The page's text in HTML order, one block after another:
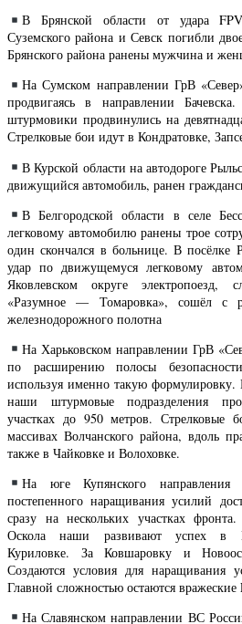
В Брянской области от удара
Суземского района и Севск погибли
Брянского района ранены мужчина и
На Сумском направлении ГрВ
продвигаясь в направлении
штурмовики продвинулись на
Стрелковые бои идут в Кондратовке,
В Курской области на автодороге
движущийся автомобиль, ранен
В Белгородской области в селе
легковому автомобилю ранены трое
один скончался в больнице. В посёлке
удар по движущемуся легковому
Яковлевском округе электропоезд,
«Разумное — Томаровка», сошёл с
железнодорожного полотна
На Харьковском направлении ГрВ
по расширению полосы
используя именно такую формулировку.
наши штурмовые подразделения
участках до 950 метров. Стрелковые
массивах Волчанского района, вдоль
также в Чайковке и Волоховке.
На юге Купянского
постепенного наращивания усилий
сразу на нескольких участках
Оскола наши развивают успех в
Куриловке. За Ковшаровку и
Создаются условия для наращивания
Главной сложностью остаются вражеские
На Славянском направлении ВС